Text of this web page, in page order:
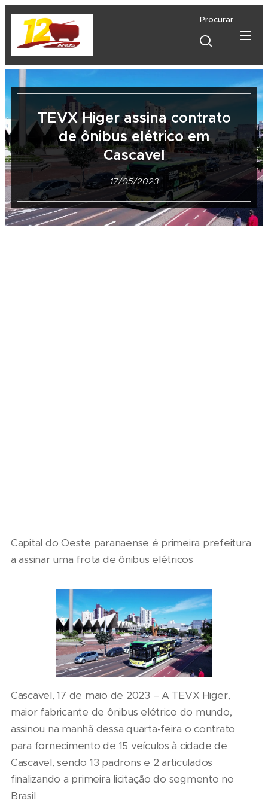
Procurar
TEVX Higer assina contrato
de ônibus elétrico em
Cascavel
17/05/2023
Capital do Oeste paranaense é primeira prefeitura
a assinar uma frota de ônibus elétricos
Cascavel, 17 de maio de 2023 – A TEVX Higer,
maior fabricante de ônibus elétrico do mundo,
assinou na manhã dessa quarta-feira o contrato
para fornecimento de 15 veículos à cidade de
Cascavel, sendo 13 padrons e 2 articulados
finalizando a primeira licitação do segmento no
Brasil